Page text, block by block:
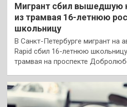
Мигрант сбил вышедшую
из трамвая 16-летнюю
школьницу
В Санкт-Петербурге мигрант на
Rapid сбил 16-летнюю
трамвая на проспекте